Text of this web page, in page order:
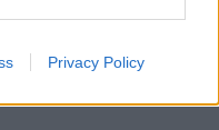
Privacy Policy